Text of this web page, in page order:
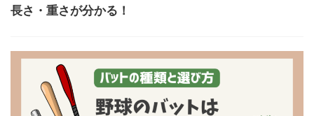
長さ・重さが分かる！